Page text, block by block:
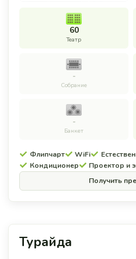
60
Театр
-
Собрание
-
Банкет
Флипчарт WiFi
Кондиционер
Проектор и
Получить
Турайда